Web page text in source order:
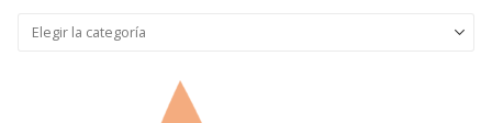
Seleccionar
categoría